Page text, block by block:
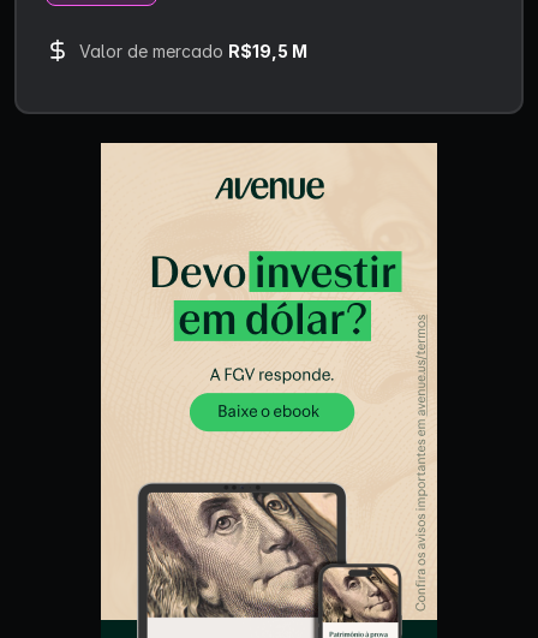
Valor de mercado R$19,5 M